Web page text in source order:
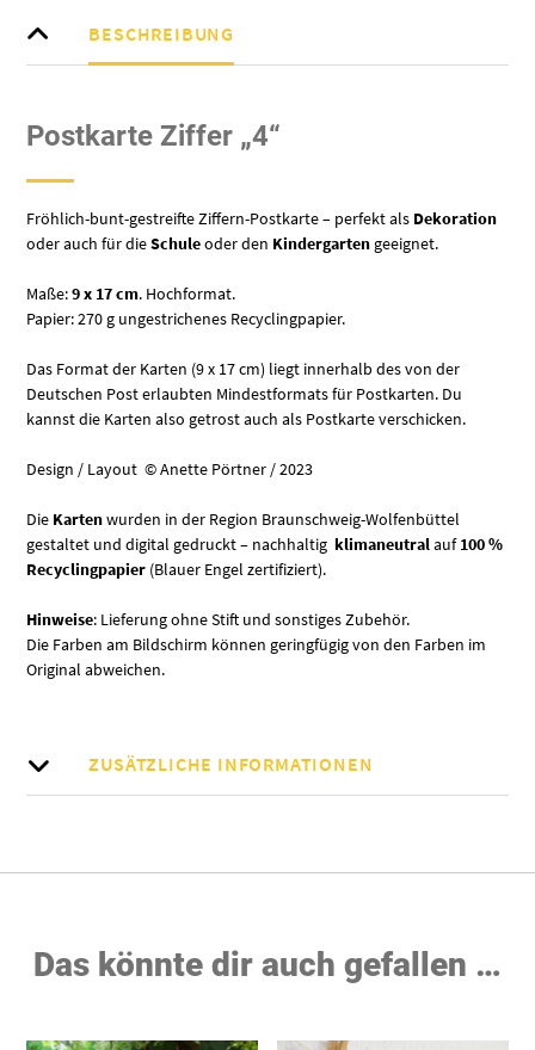
BESCHREIBUNG
Postkarte Ziffer „4“
Fröhlich-bunt-gestreifte Ziffern-Postkarte – perfekt als Dekoration
oder auch für dieSchuleoder den Kindergarten geeignet.
Maße:9 x 17 cm. Hochformat.
Papier: 270 g ungestrichenes Recyclingpapier.
Das Format der Karten (9 x 17 cm) liegt innerhalb des von der
Deutschen Post erlaubten Mindestformats für Postkarten. Du
kannst die Karten also getrost auch als Postkarte verschicken.
Design / Layout © Anette Pörtner / 2023
Die Kartenwurden in der Region Braunschweig-Wolfenbüttel
gestaltet und digital gedruckt – nachhaltigklimaneutralauf100 %
Recyclingpapier (Blauer Engel zertifiziert).
Hinweise: Lieferung ohne Stift und sonstiges Zubehör.
Die Farben am Bildschirm können geringfügig von den Farben im
Original abweichen.
ZUSÄTZLICHE INFORMATIONEN
Das könnte dir auch gefallen …